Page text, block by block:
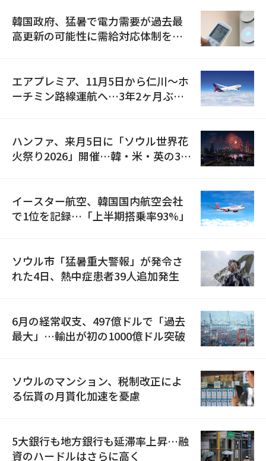
韓国政府、猛暑で電力需要が過去最
高更新の可能性に需給対応体制を点
エアプレミア、11月5日から仁川〜ホ
ーチミン路線運航へ…3年2ヶ月ぶり
ハンファ、来月5日に「ソウル世界花
火祭り2026」開催…韓・米・英の3カ
イースター航空、韓国国内航空会社
で1位を記録…「上半期搭乗率93%」
ソウル市「猛暑重大警報」が発令さ
れた4日、熱中症患者39人追加発生
6月の経常収支、497億ドルで「過去
最大」…輸出が初の1000億ドル突破
ソウルのマンション、税制改正によ
る伝貰の月貰化加速を憂慮
5大銀行も地方銀行も延滞率上昇…融
資のハードルはさらに高く